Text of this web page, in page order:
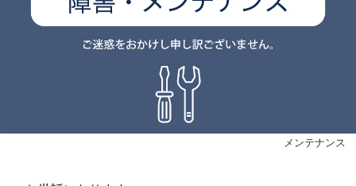
メンテナンス